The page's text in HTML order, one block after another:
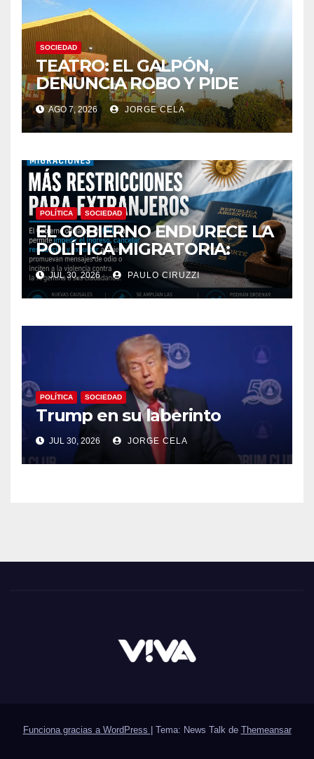
SOCIEDAD
TEATRO: EL GALPÓN,
DENUNCIA ROBO Y PIDE
COLABORACIÓN
AGO 7, 2026 JORGE CELA
POLÍTICA SOCIEDAD
EL GOBIERNO ENDURECE LA
POLÍTICA MIGRATORIA:
PODRÁN EXPULSAR E
IMPEDIR EL INGRESO DE
EXTRANJEROS QUE
ODIO CONTRA LA
ARGENTINA
JUL 30, 2026 PAULO CIRUZZI
POLÍTICA SOCIEDAD
Trump en su laberinto
JUL 30, 2026 JORGE CELA
Funciona gracias a WordPress | Tema: News Talk de Themeansar